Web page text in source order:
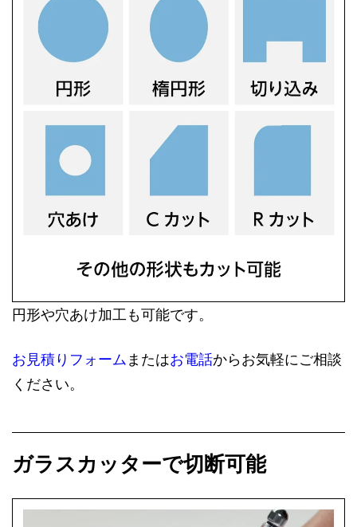
円形や穴あけ加工も可能です。
お見積りフォームまたはお電話からお気軽にご相談
ください。
ガラスカッターで切断可能